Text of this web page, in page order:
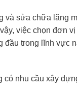
và sửa chữa lăng
việc chọn đơn
đầu trong lĩnh vực
có nhu cầu xây